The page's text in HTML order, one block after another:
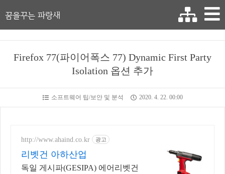
꿈을꾸는 파랑새
Firefox 77(파이어폭스 77) Dynamic First Party
Isolation 옵션 추가
소프트웨어 팁/보안 및 분석 2020. 4. 22. 00:00
http://www.ahaind.co.kr 광고
리벳건 아하산업
독일 게시파(GESIPA) 에어리벳건